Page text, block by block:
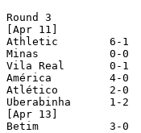
Round 3
[Apr 11]
Athletic	6-1	Inter
Minas		0-0	Social
Vila Real 	0-1	Coimbra
América		4-0	Cruzeiro
Atlético	2-0	SJDR
Uberabinha	1-2	Boston
[Apr 13]
Betim		3-0	Itabirito